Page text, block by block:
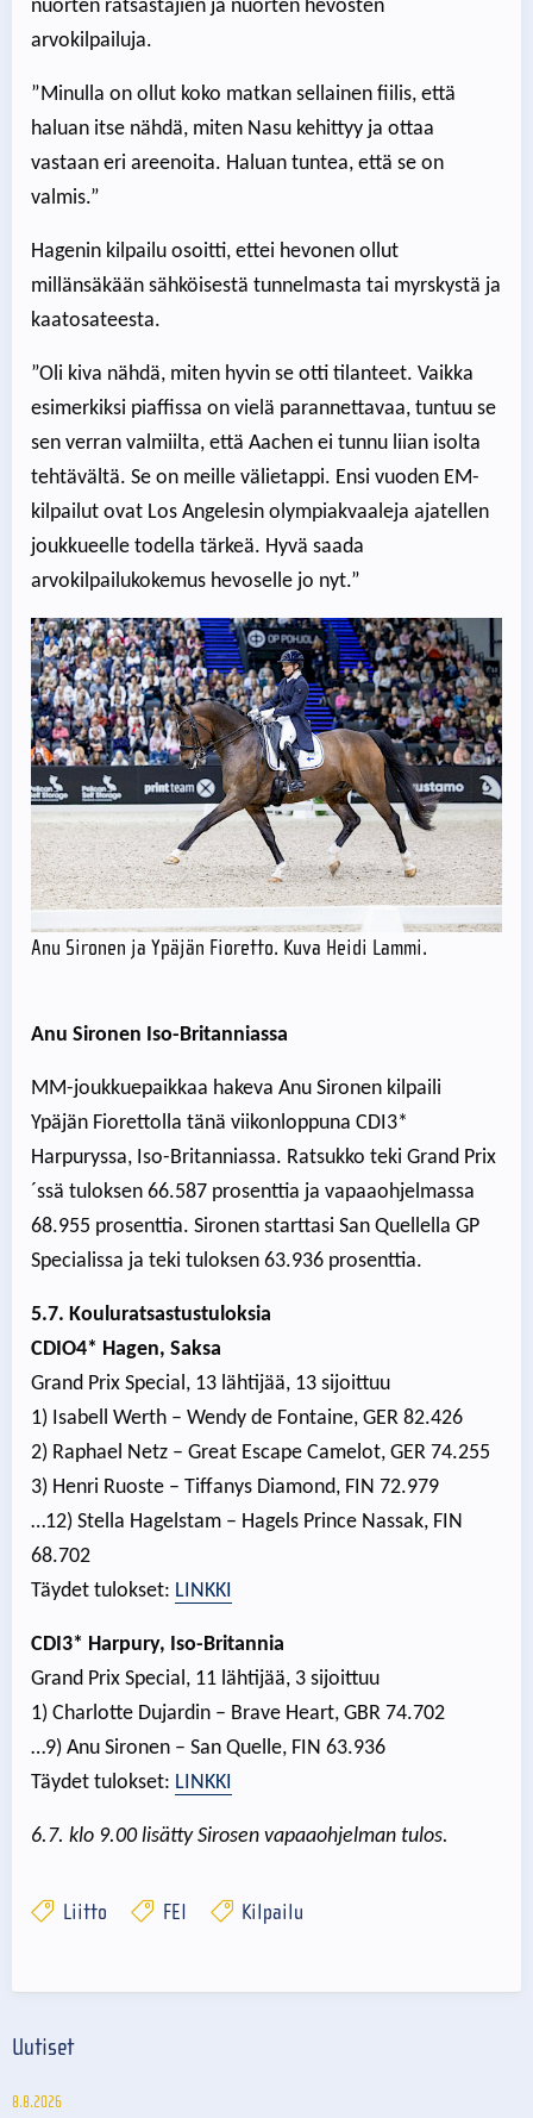
nuorten ratsastajien ja nuorten hevosten
arvokilpailuja.
”Minulla on ollut koko matkan sellainen fiilis, että
haluan itse nähdä, miten Nasu kehittyy ja ottaa
vastaan eri areenoita. Haluan tuntea, että se on
valmis.”
Hagenin kilpailu osoitti, ettei hevonen ollut
millänsäkään sähköisestä tunnelmasta tai myrskystä ja
kaatosateesta.
”Oli kiva nähdä, miten hyvin se otti tilanteet. Vaikka
esimerkiksi piaffissa on vielä parannettavaa, tuntuu se
sen verran valmiilta, että Aachen ei tunnu liian isolta
tehtävältä. Se on meille välietappi. Ensi vuoden EM-
kilpailut ovat Los Angelesin olympiakvaaleja ajatellen
joukkueelle todella tärkeä. Hyvä saada
arvokilpailukokemus hevoselle jo nyt.”
Anu Sironen ja Ypäjän Fioretto. Kuva Heidi Lammi.
Anu Sironen Iso-Britanniassa
MM-joukkuepaikkaa hakeva Anu Sironen kilpaili
Ypäjän Fiorettolla tänä viikonloppuna CDI3*
Harpuryssa, Iso-Britanniassa. Ratsukko teki Grand Prix
´ssä tuloksen 66.587 prosenttia ja vapaaohjelmassa
68.955 prosenttia. Sironen starttasi San Quellella GP
Specialissa ja teki tuloksen 63.936 prosenttia.
5.7. Kouluratsastustuloksia
CDIO4* Hagen, Saksa
Grand Prix Special, 13 lähtijää, 13 sijoittuu
1) Isabell Werth – Wendy de Fontaine, GER 82.426
2) Raphael Netz – Great Escape Camelot, GER 74.255
3) Henri Ruoste – Tiffanys Diamond, FIN 72.979
…12) Stella Hagelstam – Hagels Prince Nassak, FIN
68.702
Täydet tulokset: LINKKI
CDI3* Harpury, Iso-Britannia
Grand Prix Special, 11 lähtijää, 3 sijoittuu
1) Charlotte Dujardin – Brave Heart, GBR 74.702
…9) Anu Sironen – San Quelle, FIN 63.936
Täydet tulokset: LINKKI
6.7. klo 9.00 lisätty Sirosen vapaaohjelman tulos.
Liitto FEI Kilpailu
Uutiset
8.8.2026